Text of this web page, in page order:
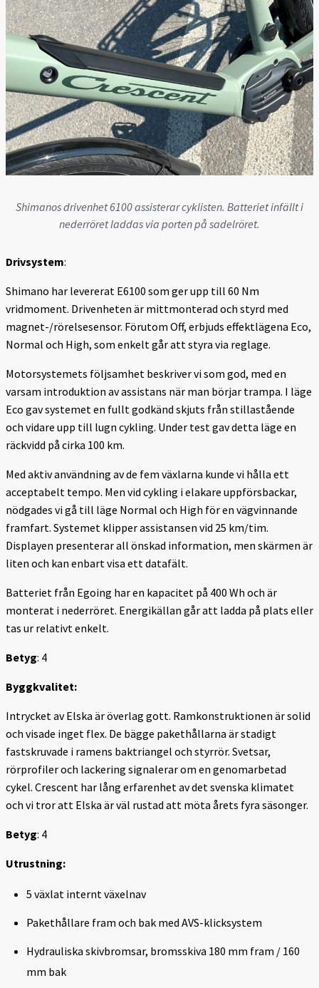
Shimanos drivenhet 6100 assisterar cyklisten. Batteriet infällt i
nederröret laddas via porten på sadelröret.
Drivsystem:
Shimano har levererat E6100 som ger upp till 60 Nm
vridmoment. Drivenheten är mittmonterad och styrd med
magnet-/rörelsesensor. Förutom Off, erbjuds effektlägena Eco,
Normal och High, som enkelt går att styra via reglage.
Motorsystemets följsamhet beskriver vi som god, med en
varsam introduktion av assistans när man börjar trampa. I läge
Eco gav systemet en fullt godkänd skjuts från stillastående
och vidare upp till lugn cykling. Under test gav detta läge en
räckvidd på cirka 100 km.
Med aktiv användning av de fem växlarna kunde vi hålla ett
acceptabelt tempo. Men vid cykling i elakare uppförsbackar,
nödgades vi gå till läge Normal och High för en vägvinnande
framfart. Systemet klipper assistansen vid 25 km/tim.
Displayen presenterar all önskad information, men skärmen är
liten och kan enbart visa ett datafält.
Batteriet från Egoing har en kapacitet på 400 Wh och är
monterat i nederröret. Energikällan går att ladda på plats eller
tas ur relativt enkelt.
Betyg: 4
Byggkvalitet:
Intrycket av Elska är överlag gott. Ramkonstruktionen är solid
och visade inget flex. De bägge pakethållarna är stadigt
fastskruvade i ramens baktriangel och styrrör. Svetsar,
rörprofiler och lackering signalerar om en genomarbetad
cykel. Crescent har lång erfarenhet av det svenska klimatet
och vi tror att Elska är väl rustad att möta årets fyra säsonger.
Betyg: 4
Utrustning:
5 växlat internt växelnav
Pakethållare fram och bak med AVS-klicksystem
Hydrauliska skivbromsar, bromsskiva 180 mm fram / 160
mm bak